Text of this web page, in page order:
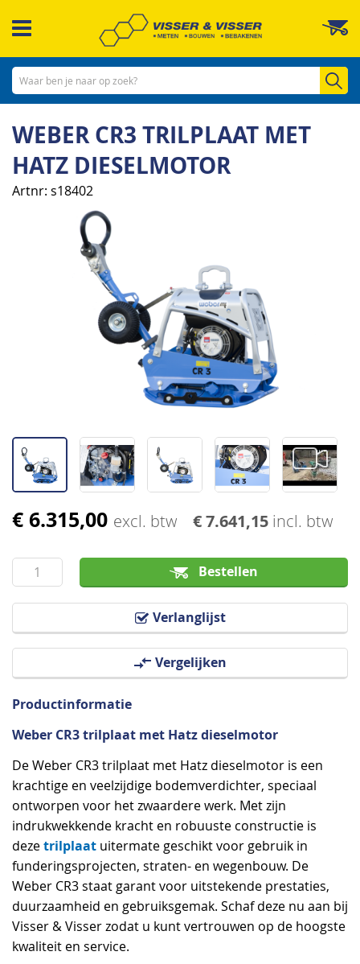
naar
inhoud
WEBER CR3 TRILPLAAT MET
HATZ DIESELMOTOR
Artnr s18402
€ 6.315,00 excl. btw € 7.641,15 incl. btw
Bestellen
Verlanglijst
Vergelijken
Ga
het
begin
afbeeldingen-
gallerij
Productinformatie
Weber CR3 trilplaat met Hatz dieselmotor
De Weber CR3 trilplaat met Hatz dieselmotor is een
krachtige en veelzijdige bodemverdichter, speciaal
ontworpen voor het zwaardere werk. Met zijn
indrukwekkende kracht en robuuste constructie is
dezetrilplaat uitermate geschikt voor gebruik in
funderingsprojecten, straten- en wegenbouw. De
Weber CR3 staat garant voor uitstekende prestaties,
duurzaamheid en gebruiksgemak. Schaf deze nu aan bij
Visser & Visser zodat u kunt vertrouwen op de hoogste
kwaliteit en service.